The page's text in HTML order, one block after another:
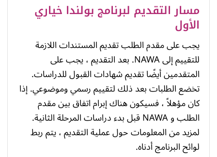
مسار التقديم لبرنامج بولندا خياري
الأول
يجب على مقدم الطلب تقديم المستندات اللازمة
للتقييم إلى NAWA. بعد التقديم ، يجب على
المتقدمين أيضًا تقديم شهادات القبول للدراسات.
تخضع الطلبات بعد ذلك لتقييم رسمي وموضوعي. إذا
كان مؤهلاً ، فسيكون هناك إبرام اتفاق بين مقدم
الطلب و NAWA قبل بدء دراسات المرحلة الثانية.
لمزيد من المعلومات حول عملية التقديم ، يتم ربط
لوائح البرنامج أدناه.